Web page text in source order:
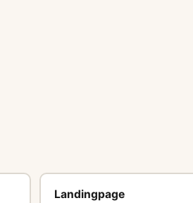
Landingpage